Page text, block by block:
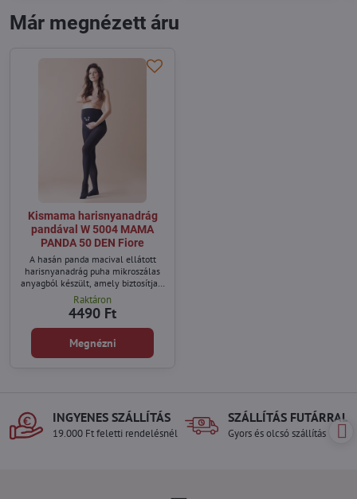
Már megnézett áru
Kismama harisnyanadrág
pandával W 5004 MAMA
PANDA 50 DEN Fiore
A hasán panda macival ellátott
harisnyanadrág puha mikroszálas
anyagból készült, amely biztosítja a
kényelmet és az optimális
alkalmazkodást a testhez a
terhesség alatt.
Raktáron
4490 Ft
Megnézni
INGYENES SZÁLLÍTÁS
19.000 Ft feletti rendelésnél
SZÁLLÍTÁS FUTÁRRAL
Gyors és olcsó szállítás